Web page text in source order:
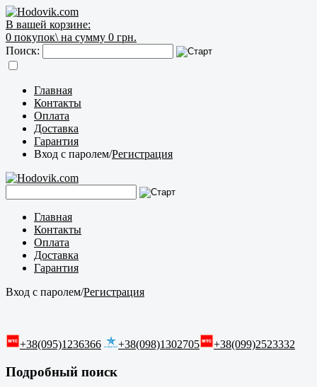
В вашей корзине:
0 покупок\ на сумму 0 грн.
Поиск:
Главная
Контакты
Оплата
Доставка
Гарантия
Вход с паролем/Регистрация
Главная
Контакты
Оплата
Доставка
Гарантия
Вход с паролем/Регистрация
+38(095)1236366 +38(098)1302705 +38(099)2523332
Подробный поиск